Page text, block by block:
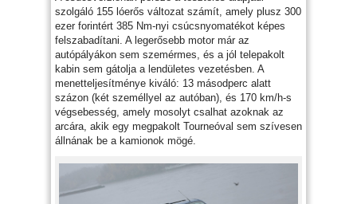
szolgáló 155 lóerős változat számít, amely plusz 300
ezer forintért 385 Nm-nyi csúcsnyomatékot képes
felszabadítani. A legerősebb motor már az
autópályákon sem szemérmes, és a jól telepakolt
kabin sem gátolja a lendületes vezetésben. A
menetteljesítménye kiváló: 13 másodperc alatt
százon (két személlyel az autóban), és 170 km/h-s
végsebesség, amely mosolyt csalhat azoknak az
arcára, akik egy megpakolt Tourneóval sem szívesen
állnának be a kamionok mögé.